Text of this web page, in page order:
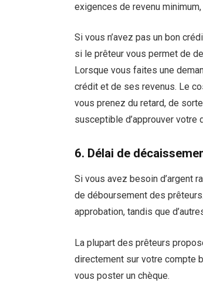
exigences de revenu
Si vous n’avez pas un bon
si le prêteur vous permet de
Lorsque vous faites une
crédit et de ses revenus. Le
vous prenez du retard, de
susceptible d’approuver votre
6. Délai de
Si vous avez besoin d’argent
de déboursement des
approbation, tandis que
La plupart des prêteurs
directement sur votre compte
vous poster un chèque.